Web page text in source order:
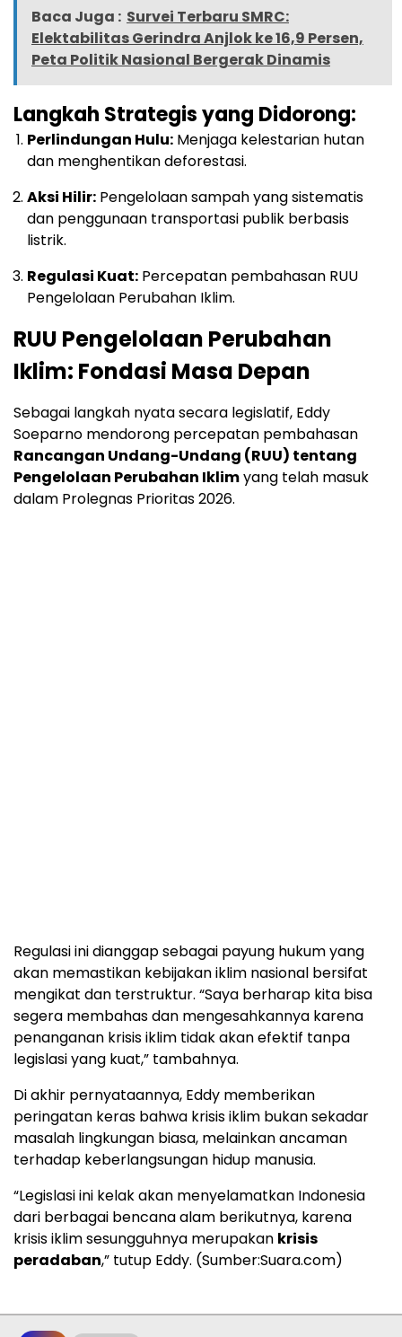
Baca Juga : Survei Terbaru SMRC:
Elektabilitas Gerindra Anjlok ke 16,9 Persen,
Peta Politik Nasional Bergerak Dinamis
Langkah Strategis yang Didorong:
Perlindungan Hulu: Menjaga kelestarian hutan
dan menghentikan deforestasi.
Aksi Hilir: Pengelolaan sampah yang sistematis
dan penggunaan transportasi publik berbasis
listrik.
Regulasi Kuat: Percepatan pembahasan RUU
Pengelolaan Perubahan Iklim.
RUU Pengelolaan Perubahan
Iklim: Fondasi Masa Depan
Sebagai langkah nyata secara legislatif, Eddy
Soeparno mendorong percepatan pembahasan
Rancangan Undang-Undang (RUU) tentang
Pengelolaan Perubahan Iklimyang telah masuk
dalam Prolegnas Prioritas 2026.
Regulasi ini dianggap sebagai payung hukum yang
akan memastikan kebijakan iklim nasional bersifat
mengikat dan terstruktur. “Saya berharap kita bisa
segera membahas dan mengesahkannya karena
penanganan krisis iklim tidak akan efektif tanpa
legislasi yang kuat,” tambahnya.
Di akhir pernyataannya, Eddy memberikan
peringatan keras bahwa krisis iklim bukan sekadar
masalah lingkungan biasa, melainkan ancaman
terhadap keberlangsungan hidup manusia.
“Legislasi ini kelak akan menyelamatkan Indonesia
dari berbagai bencana alam berikutnya, karena
krisis iklim sesungguhnya merupakan krisis
peradaban,” tutup Eddy. (Sumber:Suara.com)